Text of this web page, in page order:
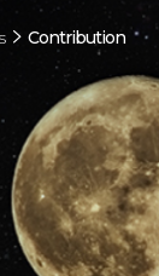
Contribution